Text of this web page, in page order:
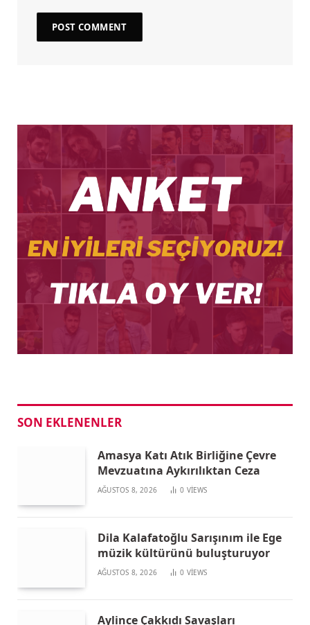
SON EKLENENLER
Amasya Katı Atık Birliğine Çevre
Mevzuatına Aykırılıktan Ceza
AĞUSTOS 8, 2026 0 VIEWS
Dila Kalafatoğlu Sarışınım ile Ege
müzik kültürünü buluşturuyor
AĞUSTOS 8, 2026 0 VIEWS
Aylince Çakkıdı Savaşları